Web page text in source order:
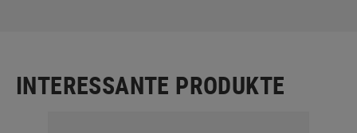
INTERESSANTE PRODUKTE